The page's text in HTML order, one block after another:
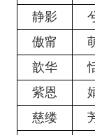
静影
傲甯
歆华
紫恩
慈缕